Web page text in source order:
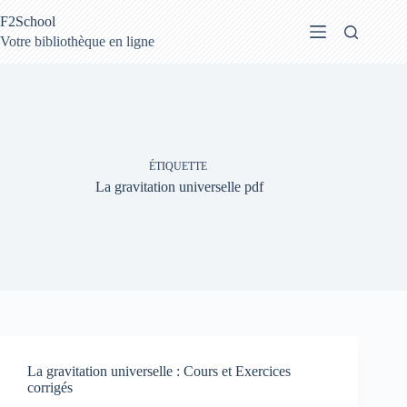
au
contenu
F2School
Votre bibliothèque en ligne
ÉTIQUETTE
La gravitation universelle pdf
La gravitation universelle : Cours et Exercices
corrigés